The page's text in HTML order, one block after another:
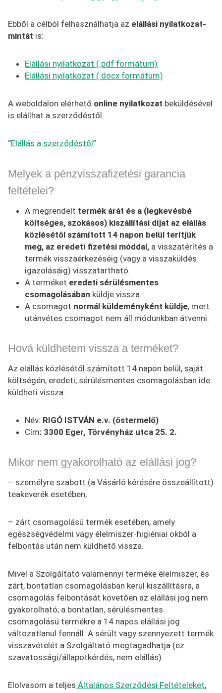
Ebből a célból felhasználhatja az elállási nyilatkozat-
mintát is:
Elállási nyilatkozat (.pdf formátum)
Elállási nyilatkozat (.docx formátum)
A weboldalon elérhető online nyilatkozat beküldésével
is elállhat a szerződéstől:
“Elállás a szerződéstől”
Melyek a pénzvisszafizetési garancia
feltételei?
A megrendelt termék árát és a (legkevésbé
költséges, szokásos) kiszállítási díjat az elállás
közlésétől számított 14 napon belül terítjük
meg, az eredeti fizetési móddal, a visszatérítés a
termék visszaérkezéséig (vagy a visszaküldés
igazolásáig) visszatartható.
A terméket eredeti sérülésmentes
csomagolásában küldje vissza.
A csomagot normál küldeményként küldje, mert
utánvétes csomagot nem áll módunkban átvenni.
Hová küldhetem vissza a terméket?
Az elállás közlésétől számított 14 napon belül, saját
költségén, eredeti, sérülésmentes csomagolásban ide
küldheti vissza:
Név: RIGÓ ISTVÁN e.v. (őstermelő)
Cím: 3300 Eger, Törvényház utca 25. 2.
Mikor nem gyakorolható az elállási jog?
– személyre szabott (a Vásárló kérésére összeállított)
teakeverék esetében;
– zárt csomagolású termék esetében, amely
egészségvédelmi vagy élelmiszer-higiéniai okból a
felbontás után nem küldhető vissza.
Mivel a Szolgáltató valamennyi terméke élelmiszer, és
zárt, bontatlan csomagolásban kerül kiszállításra, a
csomagolás felbontását követően az elállási jog nem
gyakorolható; a bontatlan, sérülésmentes
csomagolású termékre a 14 napos elállási jog
változatlanul fennáll. A sérült vagy szennyezett termék
visszavételét a Szolgáltató megtagadhatja (ez
szavatossági/állapotkérdés, nem elállás).
Elolvasom a teljes Általános Szerződési Feltételeket,